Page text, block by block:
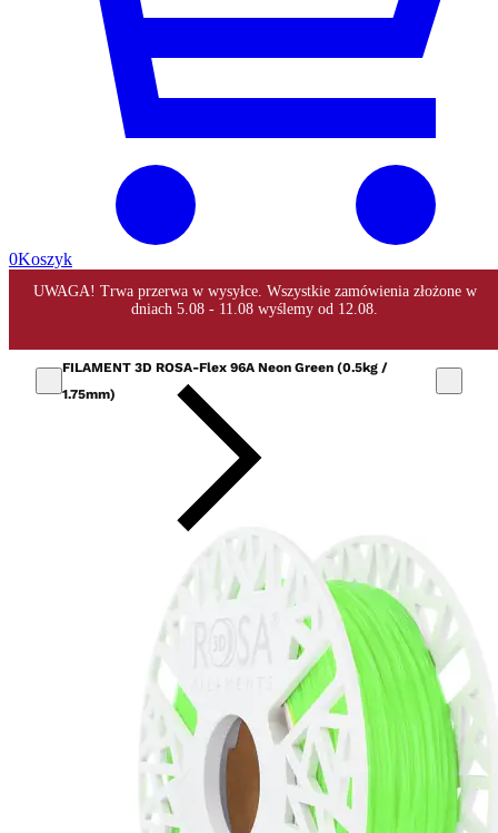
0Koszyk
FILAMENT 3D ROSA-Flex 96A Neon Green (0.5kg /
1.75mm)